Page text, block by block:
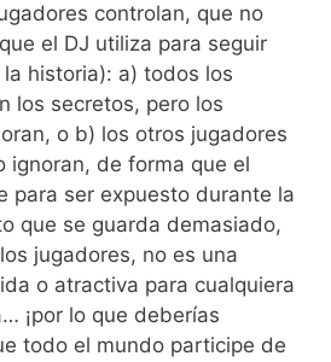
controlan, que no
el DJ utiliza para seguir
historia): a) todos los
los secretos, pero los
o b) los otros jugadores
ignoran, de forma que el
para ser expuesto durante la
que se guarda demasiado,
jugadores, no es una
o atractiva para cualquiera
¡por lo que deberías
todo el mundo participe de